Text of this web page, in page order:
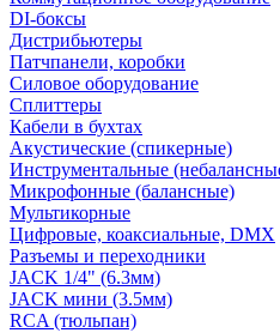
DI-боксы
Дистрибьютеры
Патчпанели, коробки
Силовое оборудование
Сплиттеры
Кабели в бухтах
Акустические (спикерные)
Инструментальные
Микрофонные (балансные)
Мультикорные
Цифровые, коаксиальные, DMX
Разъемы и переходники
JACK 1/4" (6.3мм)
JACK мини (3.5мм)
RCA (тюльпан)